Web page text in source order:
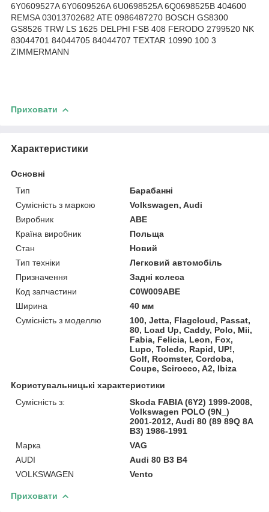
6Y0609527A 6Y0609526A 6U0698525A 6Q0698525B 404600
REMSA 03013702682 ATE 0986487270 BOSCH GS8300
GS8526 TRW LS 1625 DELPHI FSB 408 FERODO 2799520 NK
83044701 84044705 84044707 TEXTAR 10990 100 3
ZIMMERMANN
Приховати
Характеристики
Основні
Тип
Барабанні
Сумісність з маркою
Volkswagen, Audi
Виробник
ABE
Країна виробник
Польща
Стан
Новий
Тип техніки
Легковий автомобіль
Призначення
Задні колеса
Код запчастини
C0W009ABE
Ширина
40 мм
Сумісність з моделлю
100, Jetta, Flagcloud, Passat,
80, Load Up, Caddy, Polo, Mii,
Fabia, Felicia, Leon, Fox,
Lupo, Toledo, Rapid, UP!,
Golf, Roomster, Cordoba,
Coupe, Scirocco, A2, Ibiza
Користувальницькі характеристики
Сумісність з:
Skoda FABIA (6Y2) 1999-2008,
Volkswagen POLO (9N_)
2001-2012, Audi 80 (89 89Q 8A
B3) 1986-1991
Марка
VAG
AUDI
Audi 80 B3 B4
VOLKSWAGEN
Vento
Приховати